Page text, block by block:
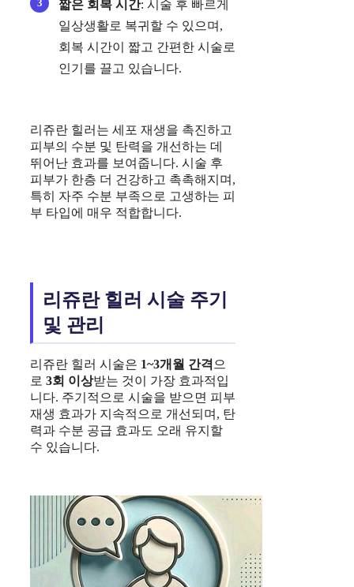
짧은 회복 시간: 시술 후 빠르게
일상생활로 복귀할 수 있으며,
회복 시간이 짧고 간편한 시술로
인기를 끌고 있습니다.
리쥬란 힐러는 세포 재생을 촉진하고
피부의 수분 및 탄력을 개선하는 데
뛰어난 효과를 보여줍니다. 시술 후
피부가 한층 더 건강하고 촉촉해지며,
특히 자주 수분 부족으로 고생하는 피
부 타입에 매우 적합합니다.
리쥬란 힐러 시술 주기
및 관리
리쥬란 힐러 시술은 1~3개월 간격 으
로 3회 이상받는 것이 가장 효과적입
니다. 주기적으로 시술을 받으면 피부
재생 효과가 지속적으로 개선되며, 탄
력과 수분 공급 효과도 오래 유지할
수 있습니다.